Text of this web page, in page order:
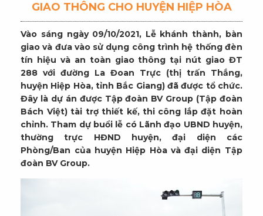
GIAO THÔNG CHO HUYỆN HIỆP HÒA
Vào sáng ngày 09/10/2021, Lễ khánh thành, bàn
giao và đưa vào sử dụng công trình hệ thống đèn
tín hiệu và an toàn giao thông tại nút giao ĐT
288 với đường La Đoan Trực (thị trấn Thắng,
huyện Hiệp Hòa, tỉnh Bắc Giang) đã được tổ chức.
Đây là dự án được Tập đoàn BV Group (Tập đoàn
Bách Việt) tài trợ thiết kế, thi công lắp đặt hoàn
chỉnh. Tham dự buổi lễ có Lãnh đạo UBND huyện,
thường trực HĐND huyện, đại diện các
Phòng/Ban của huyện Hiệp Hòa và đại diện Tập
đoàn BV Group.